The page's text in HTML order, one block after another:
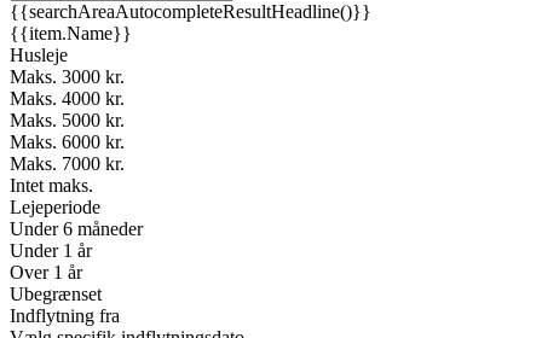
{{searchAreaAutocompleteResultHeadline()}}
{{item.Name}}
Husleje
Maks. 3000 kr.
Maks. 4000 kr.
Maks. 5000 kr.
Maks. 6000 kr.
Maks. 7000 kr.
Intet maks.
Lejeperiode
Under 6 måneder
Under 1 år
Over 1 år
Ubegrænset
Indflytning fra